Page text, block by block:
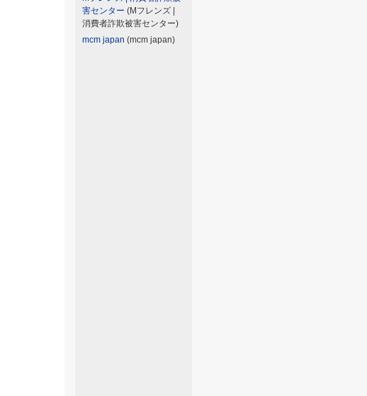
害センター (Mフレンズ |
消費者詐欺被害センター)
mcm japan (mcm japan)